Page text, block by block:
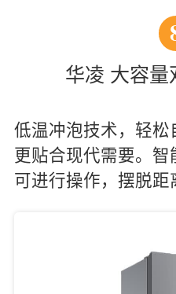
华凌 大容量
低温冲泡技术，轻
更贴合现代需要。
可进行操作，摆脱距